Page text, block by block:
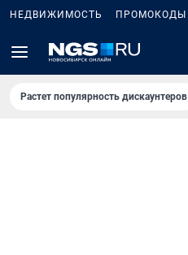
НЕДВИЖИМОСТЬ ПРОМОКОДЫ
Растет популярность дискаунтеров